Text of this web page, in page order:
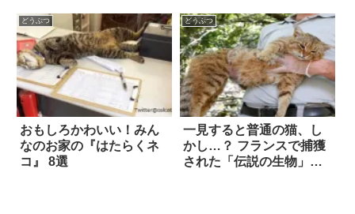
どうぶつ
おもしろかわいい！みん
なのお家の『はたらくネ
コ』 8選
どうぶつ
一見すると普通の猫、し
かし…？ フランスで捕獲
された「伝説の生物」が